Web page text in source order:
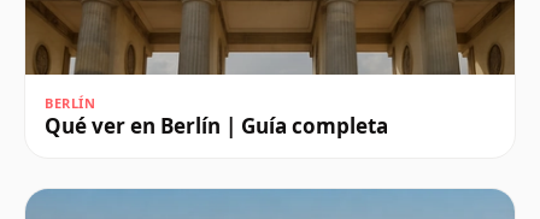
BERLÍN
Qué ver en Berlín | Guía completa